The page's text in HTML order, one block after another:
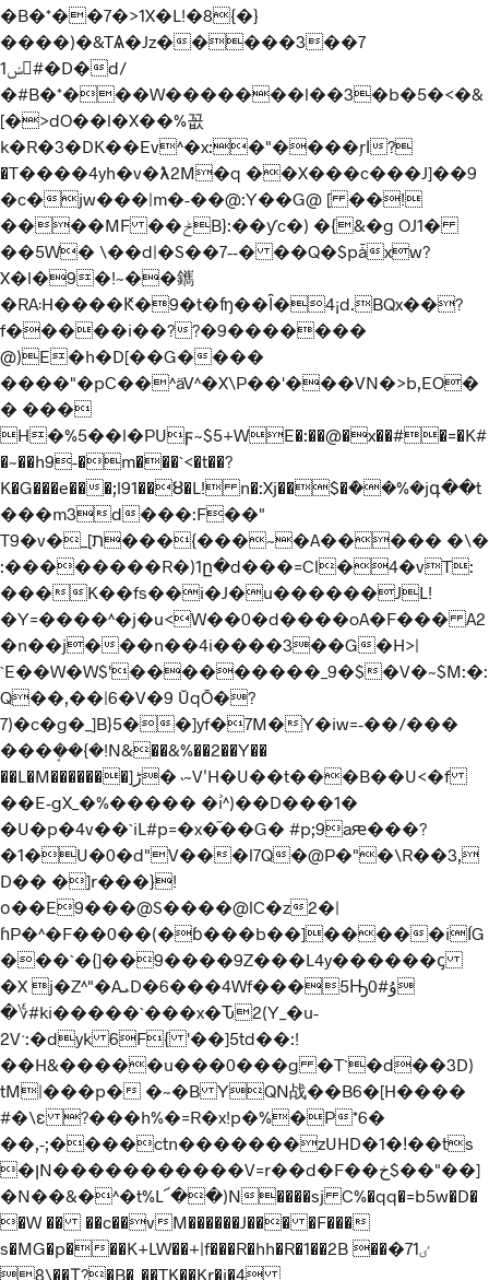
�B�*��7�>1X�L!�8{�}
����)�&TѦ�Jz�����3��7
ݾ1#�D�d/
�#B�*���W�������l��3�b�5�<�&
[�>dO��l�X��%꼾
k�R�3�DK��Ev^�x:�"����ŗӏ?
�T����4yh�v�ƛ̵2M�q ��X���c���J]��9
�c�jw���|m�-��@:Y��G@ [ ��!
����MF ��ݲB}:��ƴc�) �{&�g OJ1�
��5W� \��d|�S��7--� ��Q�$pǡxw?
X�l�9�!~��䥴
�RA܃H����Ԟ�9�t�ʩ��Ȋ�4¡d.BQx��?
f�����i��??�9�������
@)E�h�D[��G����
����"�pC��^äV^�X\P��'���VN�>b,EO�
� ���
H�%5��l�PUϝ~$5+WE�:��@�x��#�=�K#
�~��h9-�m���`<�t��?
K�G���e���;l91��Ȣ�L! n�:Xj��$�ܶ��%�jգ��t
���m3d���:F��"
T9�v�_[ת���{���~�A����� �\�
:��������R�)1ը�d���=Cl�4�vT:
���K��fs��i�J�u������JL!
�Y=����^�j�u<W��0�d����oA�F��� A2
�n��j���n��4i����3��G�H>|
`E��W�W$'���������_9�$�V�~$M:�:
Q��,��|6�V�9 ŬqŌ�?
7)�c�g�_]B}5��]yf�7M�Y�iw=-��/���
���ܱ��{�!N&��&%��2��Y��
��L�M�������]ڑ�˴~VʹH�U��t���B��U<�f
��E-gX_�%����� �i֙^)��D���1�
�U�p�4v��`iL#p=�x�֞��G� #p;9aԙ���?
�1�U�0�d"V���l7Q�@P�"�\R��3,
D�� �]r���}!
ο��E9���@S����@lC�z2�|
ɦP�^�F��0��(�ɓ���b��]�����iÍG
���`�{]��9����9Z���L4y������ꞔ
�X j�Z^"�AܝD�6���4Wf���5Ԣ0#ۇ
�؇#ki�����`���x�Ԏ2(Y_�u-
2Vˑ:�dyk 6F{ '��]5td��:!
��H&�����u���0���g �T`�d��3D)
tM|���p� �~�B YQN战��B6�[H����
#�\ɛ ?���h%�=R�x!p�%�P*6�
��,-;����ctn�������zUHD�1�ǃ��ts
�ןN�����������V=r��d�F��خ$��"��]
�N��&�^�t%L՜��)N����sj C%�qq�=b5w�D�
�W �� ��c��vM������J��� �F���
s�MG�p���K+LW��+|f���R�hh�R�1��2B ��ٸ71�
\8��Ʈ?�B�_��TK��Kr�i�4